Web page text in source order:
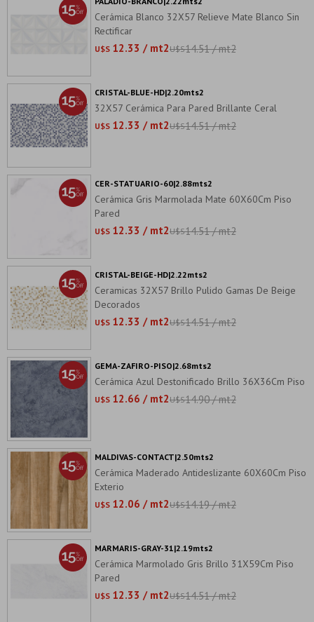
Cerámica Blanco 32X57 Relieve Mate Blanco Sin
Rectificar
U$S 12.33 / mt2U$S14.51 / mt2
32X57 Cerámica Para Pared Brillante Ceral
U$S 12.33 / mt2U$S14.51 / mt2
CRISTAL-BLUE-HD|2.20mts2
Cerámica Gris Marmolada Mate 60X60Cm Piso
Pared
U$S 12.33 / mt2U$S14.51 / mt2
CER-STATUARIO-60|2.88mts2
Ceramicas 32X57 Brillo Pulido Gamas De Beige
Decorados
U$S 12.33 / mt2U$S14.51 / mt2
CRISTAL-BEIGE-HD|2.22mts2
Cerámica Azul Destonificado Brillo 36X36Cm Piso
U$S 12.66 / mt2U$S14.90 / mt2
GEMA-ZAFIRO-PISO|2.68mts2
Cerámica Maderado Antideslizante 60X60Cm Piso
Exterio
U$S 12.06 / mt2U$S14.19 / mt2
MALDIVAS-CONTACT|2.50mts2
Cerámica Marmolado Gris Brillo 31X59Cm Piso
Pared
U$S 12.33 / mt2U$S14.51 / mt2
MARMARIS-GRAY-31|2.19mts2